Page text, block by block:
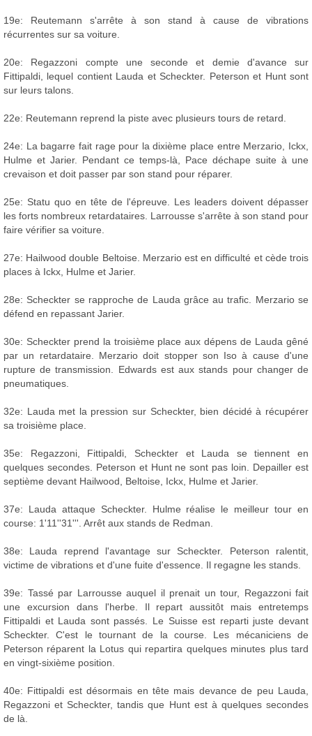
19e: Reutemann s'arrête à son stand à cause de vibrations
récurrentes sur sa voiture.
20e: Regazzoni compte une seconde et demie d'avance sur
Fittipaldi, lequel contient Lauda et Scheckter. Peterson et Hunt sont
sur leurs talons.
22e: Reutemann reprend la piste avec plusieurs tours de retard.
24e: La bagarre fait rage pour la dixième place entre Merzario, Ickx,
Hulme et Jarier. Pendant ce temps-là, Pace déchape suite à une
crevaison et doit passer par son stand pour réparer.
25e: Statu quo en tête de l'épreuve. Les leaders doivent dépasser
les forts nombreux retardataires. Larrousse s'arrête à son stand pour
faire vérifier sa voiture.
27e: Hailwood double Beltoise. Merzario est en difficulté et cède trois
places à Ickx, Hulme et Jarier.
28e: Scheckter se rapproche de Lauda grâce au trafic. Merzario se
défend en repassant Jarier.
30e: Scheckter prend la troisième place aux dépens de Lauda gêné
par un retardataire. Merzario doit stopper son Iso à cause d'une
rupture de transmission. Edwards est aux stands pour changer de
pneumatiques.
32e: Lauda met la pression sur Scheckter, bien décidé à récupérer
sa troisième place.
35e: Regazzoni, Fittipaldi, Scheckter et Lauda se tiennent en
quelques secondes. Peterson et Hunt ne sont pas loin. Depailler est
septième devant Hailwood, Beltoise, Ickx, Hulme et Jarier.
37e: Lauda attaque Scheckter. Hulme réalise le meilleur tour en
course: 1'11''31'''. Arrêt aux stands de Redman.
38e: Lauda reprend l'avantage sur Scheckter. Peterson ralentit,
victime de vibrations et d'une fuite d'essence. Il regagne les stands.
39e: Tassé par Larrousse auquel il prenait un tour, Regazzoni fait
une excursion dans l'herbe. Il repart aussitôt mais entretemps
Fittipaldi et Lauda sont passés. Le Suisse est reparti juste devant
Scheckter. C'est le tournant de la course. Les mécaniciens de
Peterson réparent la Lotus qui repartira quelques minutes plus tard
en vingt-sixième position.
40e: Fittipaldi est désormais en tête mais devance de peu Lauda,
Regazzoni et Scheckter, tandis que Hunt est à quelques secondes
de là.